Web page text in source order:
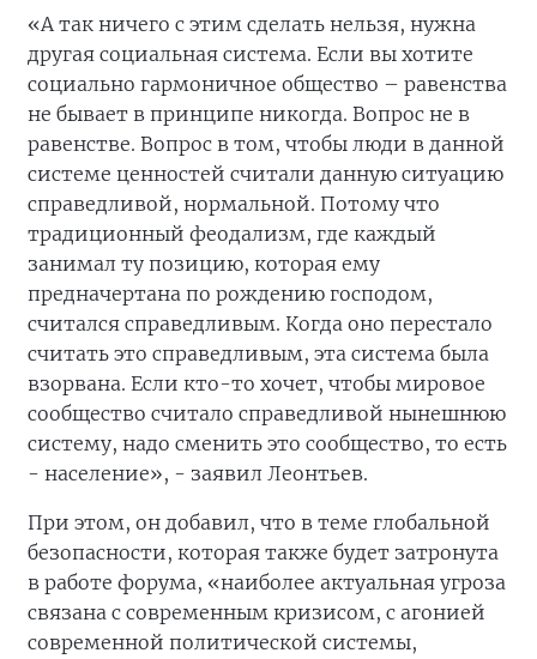
«А так ничего с этим сделать нельзя, нужна
другая социальная система. Если вы хотите
социально гармоничное общество – равенства
не бывает в принципе никогда. Вопрос не в
равенстве. Вопрос в том, чтобы люди в данной
системе ценностей считали данную ситуацию
справедливой, нормальной. Потому что
традиционный феодализм, где каждый
занимал ту позицию, которая ему
предначертана по рождению господом,
считался справедливым. Когда оно перестало
считать это справедливым, эта система была
взорвана. Если кто-то хочет, чтобы мировое
сообщество считало справедливой нынешнюю
систему, надо сменить это сообщество, то есть
- население», - заявил Леонтьев.
При этом, он добавил, что в теме глобальной
безопасности, которая также будет затронута
в работе форума, «наиболее актуальная угроза
связана с современным кризисом, с агонией
современной политической системы,